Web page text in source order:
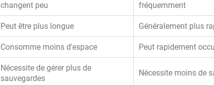
changent peu
fréquemment
Peut être plus longue Généralement plus
Consomme moins d'espace Peut rapidement
Nécessite de gérer plus de
sauvegardes
Nécessite moins de